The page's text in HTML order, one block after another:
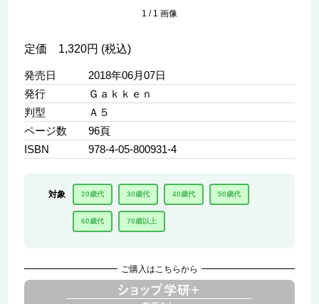
1 / 1 画像
定価 1,320円 (税込)
発売日
2018年06月07日
発行
Ｇａｋｋｅｎ
判型
Ａ５
ページ数
96頁
ISBN
978-4-05-800931-4
対象 20歳代 30歳代 40歳代 50歳代
60歳代 70歳以上
ご購入はこちらから